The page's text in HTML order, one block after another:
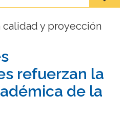
os
os
y proyección
refuerzan la
de la